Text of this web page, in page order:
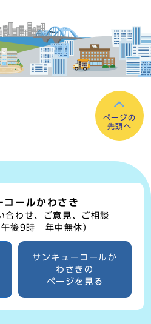
ページの
先頭へ
コールかわさき
合わせ、ご意見、ご相談
午後9時 年中無休）
サンキューコールか
わさきの
ページを見る